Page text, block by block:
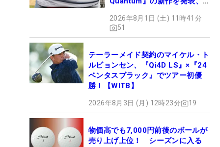
2026年8月1日 (土) 11時41分
51
テーラーメイド契約のマイケル・ト
ルビョンセン、『Qi4D LS』×『24
ベンタスブラック』でツアー初優
勝！【WITB】
2026年8月3日 (月) 12時23分 19
物価高でも7,000円前後のボールが
売り上げ上位！ シーズンに入る